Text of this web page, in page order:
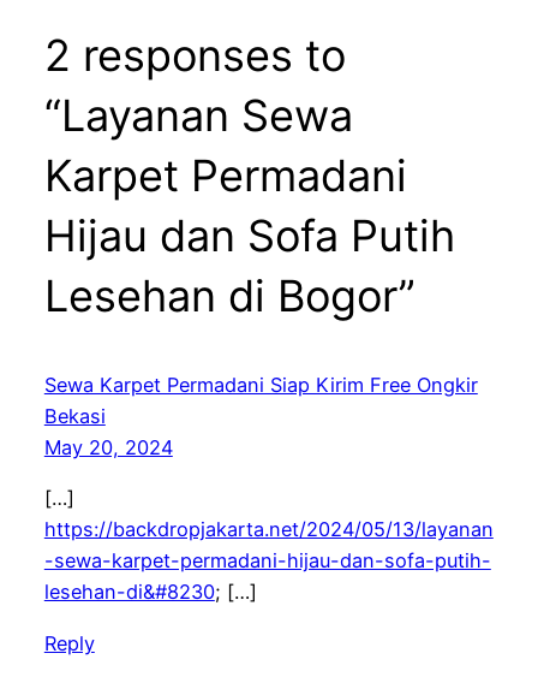
2 responses to
“Layanan Sewa
Karpet Permadani
Hijau dan Sofa Putih
Lesehan di Bogor”
Sewa Karpet Permadani Siap Kirim Free Ongkir
Bekasi
May 20, 2024
[…]
https://backdropjakarta.net/2024/05/13/layanan
-sewa-karpet-permadani-hijau-dan-sofa-putih-
lesehan-di&#8230; […]
Reply